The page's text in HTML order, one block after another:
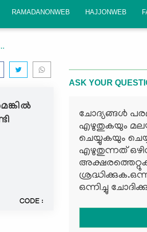
RAMADANONWEB HAJJONWEB
CODE :
ASK YOUR
ചോദ്യങ്ങള്‍
എഴുതുകയും
ചെയ്യുകയും
എഴുതുന്നത്
ഒന്നിച്ചു